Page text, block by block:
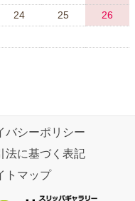
24 25
26
バシーポリシー
法に基づく表記
トマップ